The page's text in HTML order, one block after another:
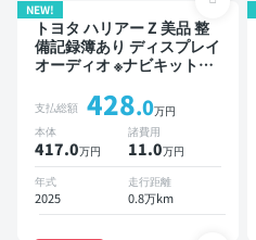
NEW!
トヨタ ハリアー Z 美品 整
備記録簿あり ディスプレイ
オーディオ ※ナビキットあ
モニター デジタルインナー
ミラー オートクルーズ ス
マートキー ETC 電動バッ
クドア バックモニター ド
ライブレコーダー フルエア
ロ 衝突軽減
支払総額 428.0万円
本体
417.0万円
諸費用
11.0万円
年式
2025
走行距離
0.8万km